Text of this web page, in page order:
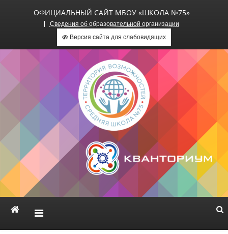
ОФИЦИАЛЬНЫЙ САЙТ МБОУ «ШКОЛА №75»
Сведения об образовательной организации
Версия сайта для слабовидящих
Официальный сайт МБОУ
«Школа №75»